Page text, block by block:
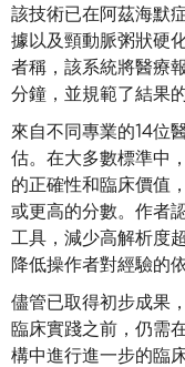
該技術已在阿茲海默
據以及頸動脈粥狀硬
者稱，該系統將醫療
分鐘，並規範了結果
來自不同專業的14位
估。在大多數標準中
的正確性和臨床價值
或更高的分數。作者
工具，減少高解析度
降低操作者對經驗的依
儘管已取得初步成果
臨床實踐之前，仍需
構中進行進一步的臨床